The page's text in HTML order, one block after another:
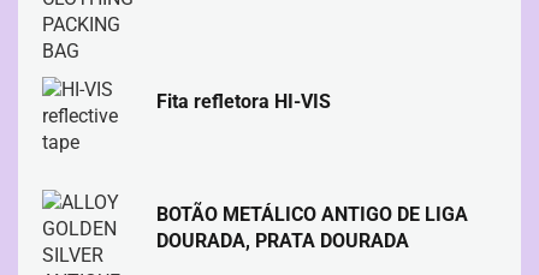
Fita refletora HI-VIS
BOTÃO METÁLICO ANTIGO DE LIGA
DOURADA, PRATA DOURADA